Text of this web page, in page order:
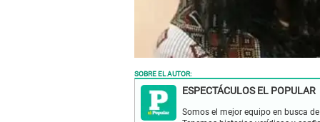
SOBRE EL AUTOR:
ESPECTÁCULOS EL POPULAR
Somos el mejor equipo en busca